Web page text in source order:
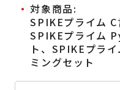
対象商品:
SPIKEプライム C
SPIKEプライム
ト、SPIKEプラ
ミングセット